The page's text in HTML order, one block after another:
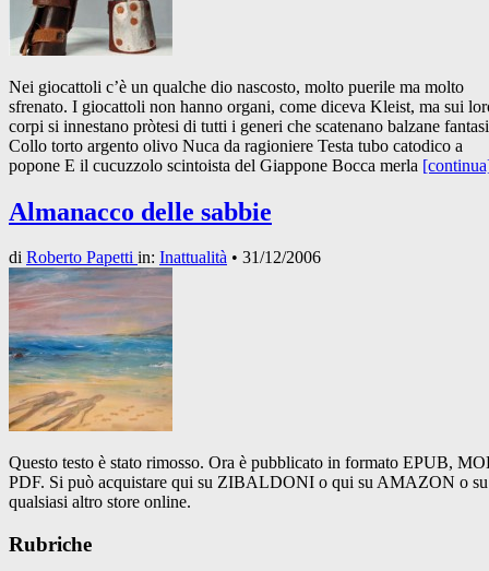
Nei giocattoli c’è un qualche dio nascosto, molto puerile ma molto
sfrenato. I giocattoli non hanno organi, come diceva Kleist, ma sui
corpi si innestano pròtesi di tutti i generi che scatenano balzane
Collo torto argento olivo Nuca da ragioniere Testa tubo catodico a
popone E il cucuzzolo scintoista del Giappone Bocca merla
Almanacco delle sabbie
di Roberto Papetti in: Inattualità • 31/12/2006
Questo testo è stato rimosso. Ora è pubblicato in formato EPUB,
PDF. Si può acquistare qui su ZIBALDONI o qui su AMAZON o su
qualsiasi altro store online.
Rubriche